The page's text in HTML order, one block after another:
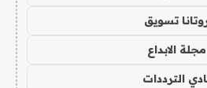
تسويق
مجلة الابداع
الترددات